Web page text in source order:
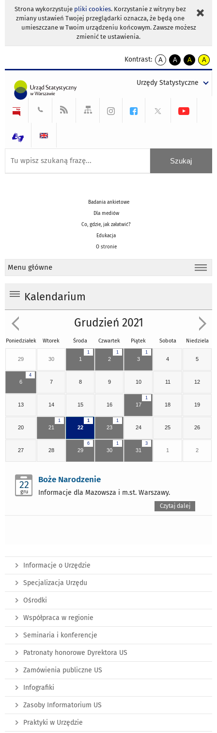
Strona wykorzystuje pliki cookies. Korzystanie z witryny bez
zmiany ustawień Twojej przeglądarki oznacza, że będą one
umieszczane w Twoim urządzeniu końcowym. Zawsze możesz
zmienić te ustawienia.
Kontrast:
A
kontrast
A
kontrast
tekst
czarnym
A
kontrast
tekst
czarnym
A
tekst
żółtym
Urzędy Statystyczne
Badania ankietowe
Dla mediów
Co, gdzie, jak załatwić?
Edukacja
O stronie
Menu główne
Kalendarium
Grudzień 2021
Poniedziałek Wtorek Środa Czwartek Piątek Sobota Niedziela
29 30
1
1
1
2
1
3 4 5
4
6 7 8 9 10 11 12
13 14 15 16
1
17 18 19
20
1
21
1
22
1
23 24 25 26
27 28
6
29
1
30
3
31 1 2
22
gru
Boże Narodzenie
Informacje dla Mazowsza i m.st. Warszawy.
Czytaj dalej
Informacje o Urzędzie
Specjalizacja Urzędu
Ośrodki
Współpraca w regionie
Seminaria i konferencje
Patronaty honorowe Dyrektora US
Zamówienia publiczne US
Infografiki
Zasoby Informatorium US
Praktyki w Urzędzie